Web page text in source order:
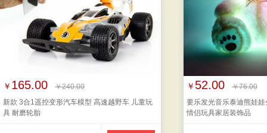
￥ 165.00
￥240.00
新款 3合1遥控变形汽车模型 高速越野车 儿童玩
具 耐磨轮胎
￥ 52.00
￥76.00
要乐发光音乐泰迪熊娃
情侣玩具家居装饰品